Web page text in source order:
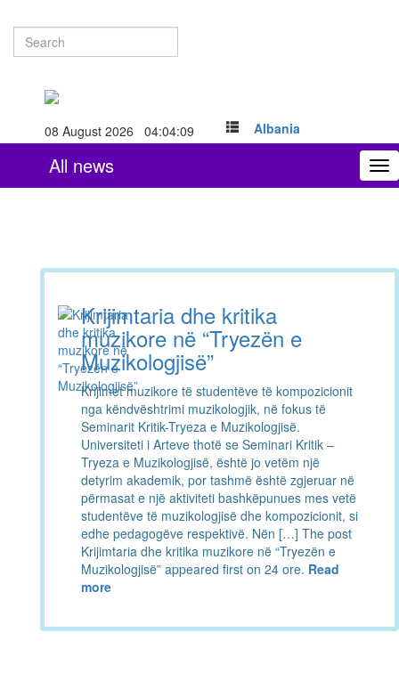
08 August 2026 04:04:10 Albania
All news
Krijimtaria dhe kritika
muzikore në “Tryezën e
Muzikologjisë”
Krijimet muzikore të studentëve të kompozicionit
nga këndvështrimi muzikologjik, në fokus të
Seminarit Kritik-Tryeza e Muzikologjisë.
Universiteti i Arteve thotë se Seminari Kritik –
Tryeza e Muzikologjisë, është jo vetëm një
detyrim akademik, por tashmë është zgjeruar në
përmasat e një aktiviteti bashkëpunues mes vetë
studentëve të muzikologjisë dhe kompozicionit, si
edhe pedagogëve respektivë. Nën […] The post
Krijimtaria dhe kritika muzikore në “Tryezën e
Muzikologjisë” appeared first on 24 ore. Read
more